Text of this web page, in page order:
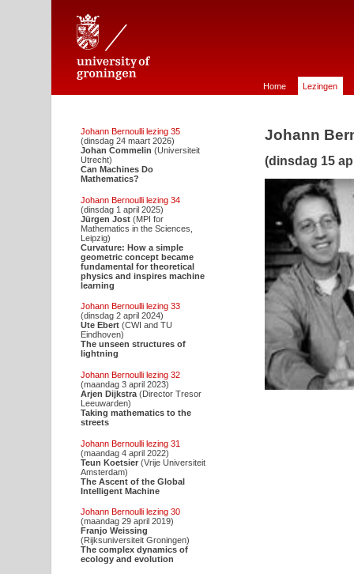
Home Lezingen
Johann Bernoulli lezing 35
(dinsdag 24 maart 2026)
Johan Commelin (Universiteit
Utrecht)
Can Machines Do
Mathematics?
Johann Bernoulli lezing 34
(dinsdag 1 april 2025)
Jürgen Jost(MPI for
Mathematics in the Sciences,
Leipzig)
Curvature: How a simple
geometric concept became
fundamental for theoretical
physics and inspires machine
learning
Johann Bernoulli lezing 33
(dinsdag 2 april 2024)
Ute Ebert(CWI and TU
Eindhoven)
The unseen structures of
lightning
Johann Bernoulli lezing 32
(maandag 3 april 2023)
Arjen Dijkstra(Director Tresor
Leeuwarden)
Taking mathematics to the
streets
Johann Bernoulli lezing 31
(maandag 4 april 2022)
Teun Koetsier(Vrije Universiteit
Amsterdam)
The Ascent of the Global
Intelligent Machine
Johann Bernoulli lezing 30
(maandag 29 april 2019)
Franjo Weissing
(Rijksuniversiteit Groningen)
The complex dynamics of
ecology and evolution
Johann
(dinsdag 15